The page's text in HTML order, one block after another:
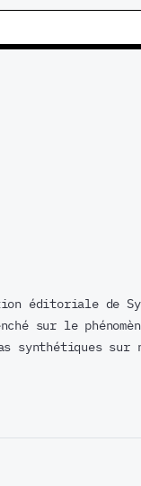
éditoriale de
sur le
synthétiques sur